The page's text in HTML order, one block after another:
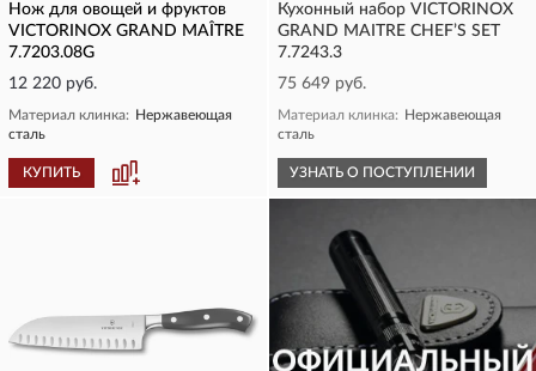
Нож для овощей и фруктов
VICTORINOX GRAND MAÎTRE
7.7203.08G
12 220 руб.
Материал клинка: Нержавеющая
сталь
КУПИТЬ
Кухонный набор VICTORINOX
GRAND MAITRE CHEF’S SET
7.7243.3
75 649 руб.
Материал клинка: Нержавеющая
сталь
УЗНАТЬ О ПОСТУПЛЕНИИ